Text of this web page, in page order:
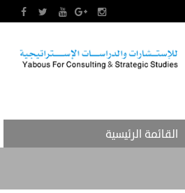
القائمة الرئيسية